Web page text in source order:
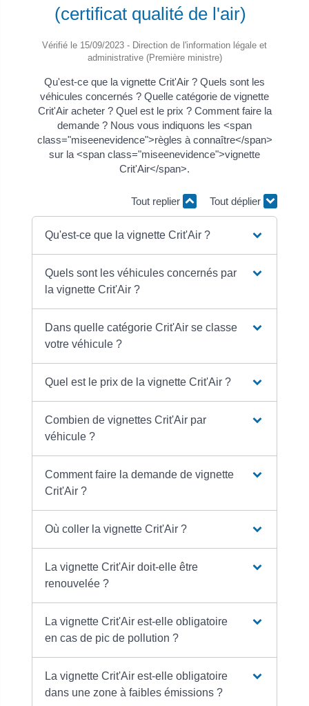
(certificat qualité de l'air)
Vérifié le 15/09/2023 - Direction de l'information légale et
administrative (Première ministre)
Qu'est-ce que la vignette Crit'Air ? Quels sont les
véhicules concernés ? Quelle catégorie de vignette
Crit'Air acheter ? Quel est le prix ? Comment faire la
demande ? Nous vous indiquons les <span
class="miseenevidence">règles à connaître</span>
sur la <span class="miseenevidence">vignette
Crit'Air</span>.
Tout replier Tout déplier
Qu'est-ce que la vignette Crit'Air ?
Quels sont les véhicules concernés par
la vignette Crit'Air ?
Dans quelle catégorie Crit'Air se classe
votre véhicule ?
Quel est le prix de la vignette Crit'Air ?
Combien de vignettes Crit'Air par
véhicule ?
Comment faire la demande de vignette
Crit'Air ?
Où coller la vignette Crit'Air ?
La vignette Crit'Air doit-elle être
renouvelée ?
La vignette Crit'Air est-elle obligatoire
en cas de pic de pollution ?
La vignette Crit'Air est-elle obligatoire
dans une zone à faibles émissions ?